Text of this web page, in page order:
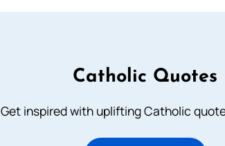
Catholic Quotes
Get inspired with uplifting Catholic